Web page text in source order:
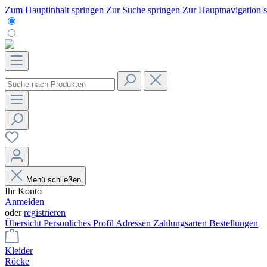
Zum Hauptinhalt springen Zur Suche springen Zur Hauptnavigation
Menü schließen
Ihr Konto
Anmelden
oderregistrieren
Übersicht Persönliches Profil Adressen Zahlungsarten Bestellungen
Kleider
Röcke